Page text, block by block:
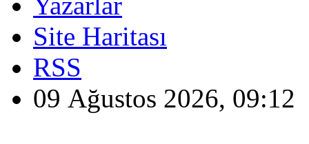
Site Haritası
RSS
09 Ağustos 2026, 09:12